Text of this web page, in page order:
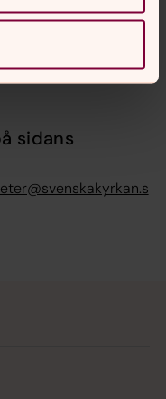
kastheen ja käski
sidans